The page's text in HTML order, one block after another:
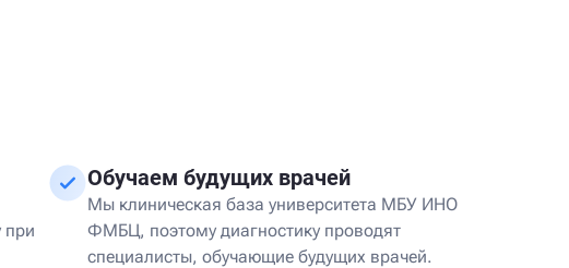
при
Обучаем будущих врачей
Мы клиническая база университета МБУ ИНО
ФМБЦ, поэтому диагностику проводят
специалисты, обучающие будущих врачей.